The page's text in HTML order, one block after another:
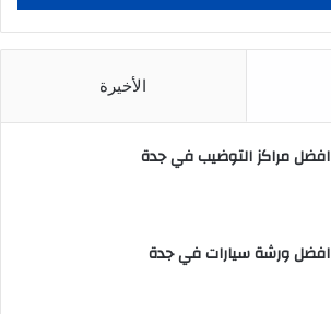
الأخيرة
افضل مراكز التوضيب في جدة
افضل ورشة سيارات في جدة